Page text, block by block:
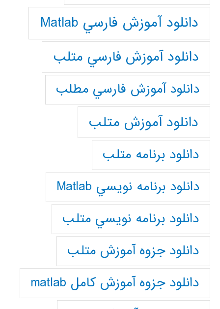
دانلود آموزش فارسي Matlab
دانلود آموزش فارسي متلب
دانلود آموزش فارسي مطلب
دانلود آموزش متلب
دانلود برنامه متلب
دانلود برنامه نويسي Matlab
دانلود برنامه نويسي متلب
دانلود جزوه آموزش متلب
دانلود جزوه آموزش کامل matlab